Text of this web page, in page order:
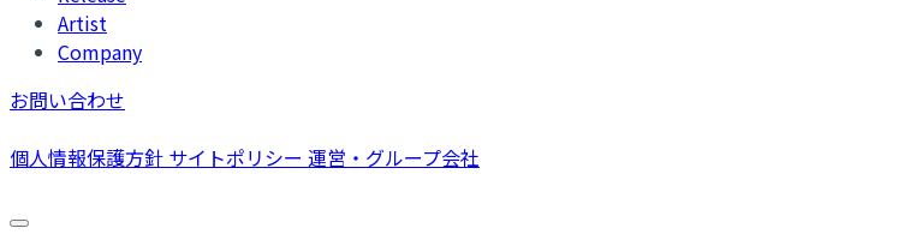
Artist
Company
お問い合わせ
個人情報保護方針 サイトポリシー 運営・グループ会社